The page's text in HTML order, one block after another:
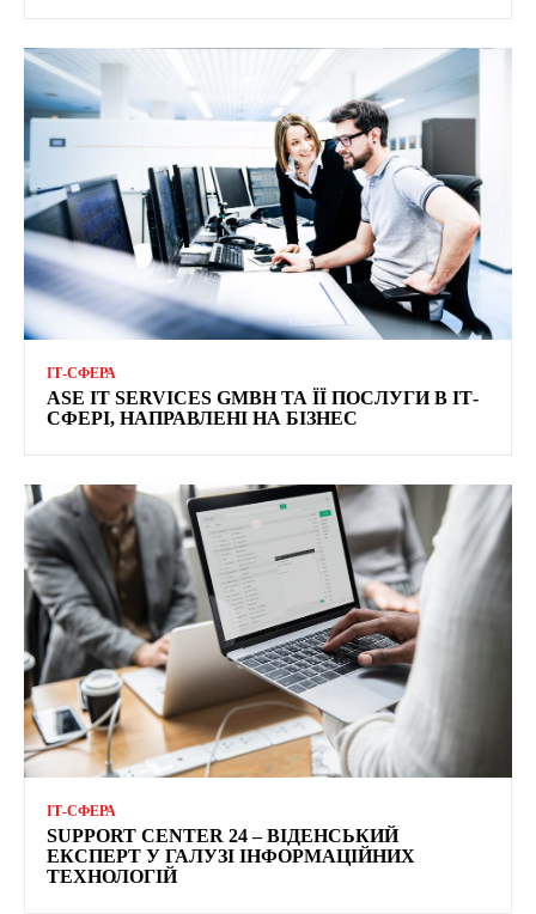
ІТ-СФЕРА
ASE IT SERVICES GMBH ТА ЇЇ ПОСЛУГИ В ІТ-
СФЕРІ, НАПРАВЛЕНІ НА БІЗНЕС
ІТ-СФЕРА
SUPPORT CENTER 24 – ВІДЕНСЬКИЙ
ЕКСПЕРТ У ГАЛУЗІ ІНФОРМАЦІЙНИХ
ТЕХНОЛОГІЙ